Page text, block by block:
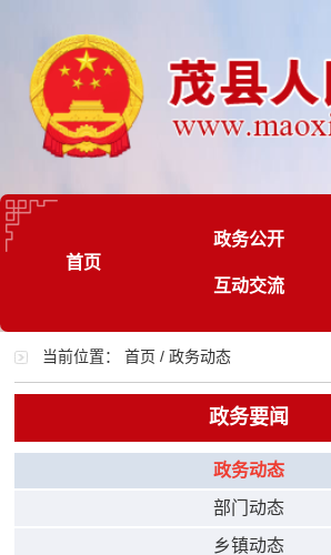
首页
政务公开
互动交流
当前位置：首页 /政务动态
政务要闻
政务动态
部门动态
乡镇动态